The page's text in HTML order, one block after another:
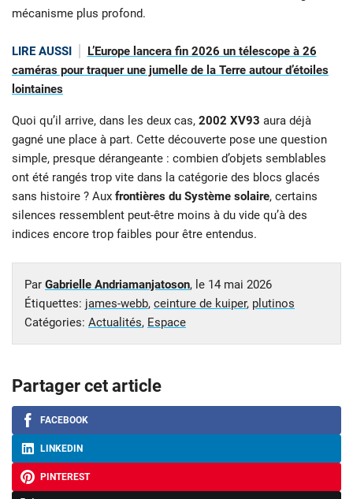
mécanisme plus profond.
LIRE AUSSI
L’Europe lancera fin 2026 un télescope à 26
caméras pour traquer une jumelle de la Terre autour d’étoiles
lointaines
Quoi qu’il arrive, dans les deux cas, 2002 XV93 aura déjà
gagné une place à part. Cette découverte pose une question
simple, presque dérangeante : combien d’objets semblables
ont été rangés trop vite dans la catégorie des blocs glacés
sans histoire ? Aux frontières du Système solaire, certains
silences ressemblent peut-être moins à du vide qu’à des
indices encore trop faibles pour être entendus.
Par Gabrielle Andriamanjatoson, le 14 mai 2026
Étiquettes: james-webb, ceinture de kuiper, plutinos
Catégories: Actualités, Espace
Partager cet article
FACEBOOK
LINKEDIN
PINTEREST